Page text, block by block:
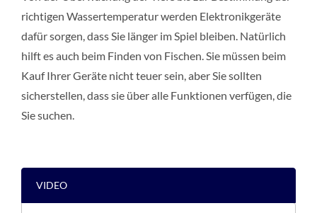
richtigen Wassertemperatur werden Elektronikgeräte
dafür sorgen, dass Sie länger im Spiel bleiben. Natürlich
hilft es auch beim Finden von Fischen. Sie müssen beim
Kauf Ihrer Geräte nicht teuer sein, aber Sie sollten
sicherstellen, dass sie über alle Funktionen verfügen, die
Sie suchen.
VIDEO